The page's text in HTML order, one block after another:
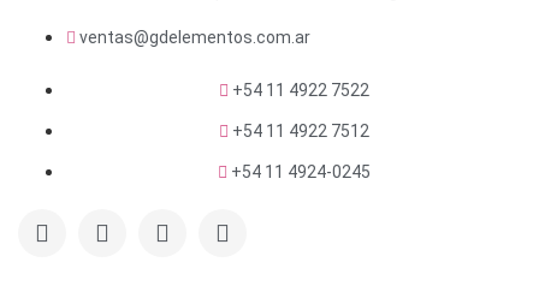
ventas@gdelementos.com.ar
+54 11 4922 7522
+54 11 4922 7512
+54 11 4924-0245